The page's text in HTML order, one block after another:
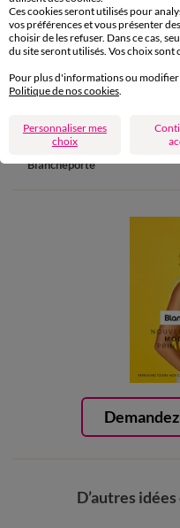
Paiement
Carte 4 Etoiles
(1) Offres et codes promos
Blancheporte
D’autres
Ces cookies seront utilisés pour
vos préférences et vous présenter
choisir de les refuser. Dans ce cas,
du site seront utilisés. Vos choix sont
Pour plus d'informations ou
Politique de nos cookies
Personnaliser mes
choix